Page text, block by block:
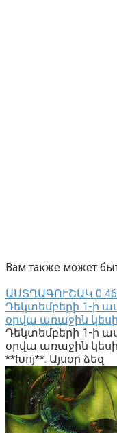
Вам также может
ԱՍՏՂԱԳՈՒՇԱԿ 0
Դեկտեմբերի 1-ի
օրվա առաջին
Դեկտեմբերի 1-ի
օրվա առաջին
**Խոյ**. Այսօր ձեզ